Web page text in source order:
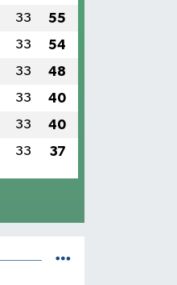
33 55
33 54
33 48
33 40
33 40
33 37